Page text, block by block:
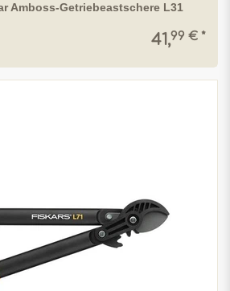
Amboss-Getriebeastschere L31
41,99 € *